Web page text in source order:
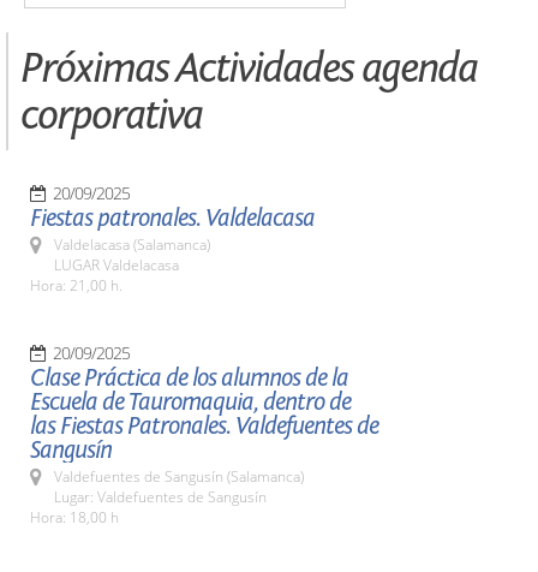
Próximas Actividades agenda
corporativa
20/09/2025
Fiestas patronales. Valdelacasa
Valdelacasa (Salamanca)
LUGAR Valdelacasa
Hora: 21,00 h.
20/09/2025
Clase Práctica de los alumnos de la
Escuela de Tauromaquia, dentro de
las Fiestas Patronales. Valdefuentes de
Sangusín
Valdefuentes de Sangusín (Salamanca)
Lugar: Valdefuentes de Sangusín
Hora: 18,00 h